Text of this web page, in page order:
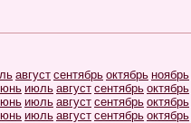
август сентябрь октябрь ноябрь
июль август сентябрь октябрь
июль август сентябрь октябрь
июль август сентябрь октябрь